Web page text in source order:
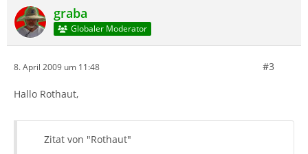
graba
Globaler Moderator
8. April 2009 um 11:48 #3
Hallo Rothaut,
Zitat von "Rothaut"